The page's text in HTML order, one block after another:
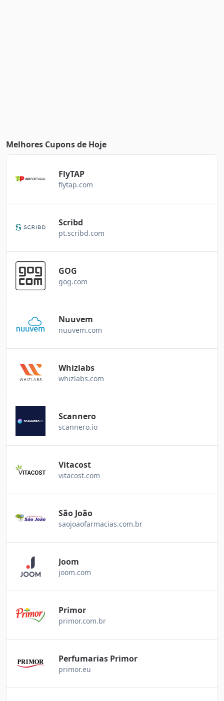
Melhores Cupons de Hoje
FlyTAP
flytap.com
Scribd
pt.scribd.com
GOG
gog.com
Nuuvem
nuuvem.com
Whizlabs
whizlabs.com
Scannero
scannero.io
Vitacost
vitacost.com
São João
saojoaofarmacias.com.br
Joom
joom.com
Primor
primor.com.br
Perfumarias Primor
primor.eu